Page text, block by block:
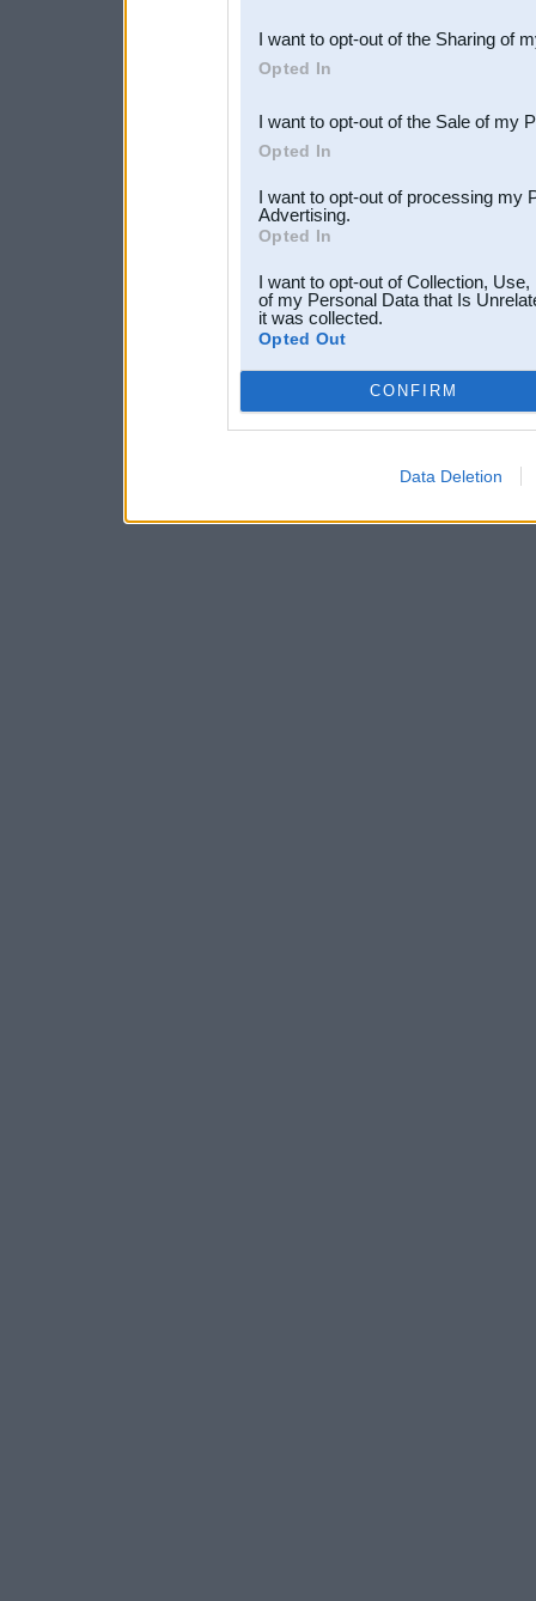
Downstream Participants
third parties.
I want to opt-out of the Sharing of
Opted In
I want to opt-out of the Sale of my
Opted In
I want to opt-out of processing my
Advertising.
Opted In
I want to opt-out of Collection,
of my Personal Data that Is
it was collected.
Opted Out
CONFIRM
Data Deletion